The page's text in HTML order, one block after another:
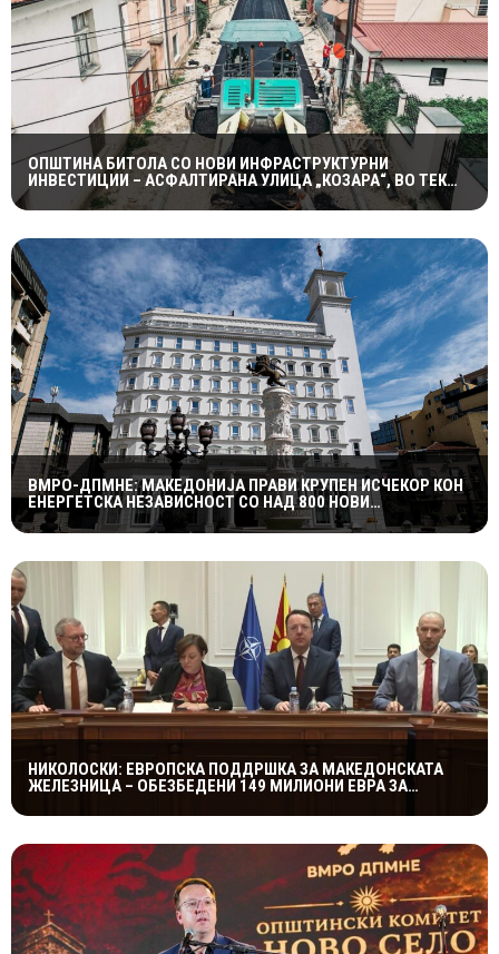
ОПШТИНА БИТОЛА СО НОВИ ИНФРАСТРУКТУРНИ
ИНВЕСТИЦИИ – АСФАЛТИРАНА УЛИЦА „КОЗАРА“, ВО ТЕК
РЕКОНСТРУКЦИЈАТА КАЈ ЗДРАВСТВЕНИОТ ДОМ
ВМРО-ДПМНЕ: МАКЕДОНИЈА ПРАВИ КРУПЕН ИСЧЕКОР КОН
ЕНЕРГЕТСКА НЕЗАВИСНОСТ СО НАД 800 НОВИ
ИНИЦИЈАТИВИ ЗА ПРОЕКТИ ВО ОБНОВЛИВИ ИЗВОРИ НА
ЕНЕРГИЈА
НИКОЛОСКИ: ЕВРОПСКА ПОДДРШКА ЗА МАКЕДОНСКАТА
ЖЕЛЕЗНИЦА – ОБЕЗБЕДЕНИ 149 МИЛИОНИ ЕВРА ЗА